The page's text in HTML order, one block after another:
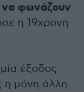
να φωνάζουν
η 19χρονη
έξοδος
η μόνη άλλη